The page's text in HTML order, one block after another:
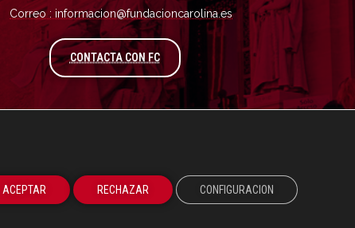
Correo : informacion@fundacioncarolina.es
CONTACTA CON FCA TRAVÉS DEL FORMULARIO DE
ACEPTAR RECHAZAR CONFIGURACION